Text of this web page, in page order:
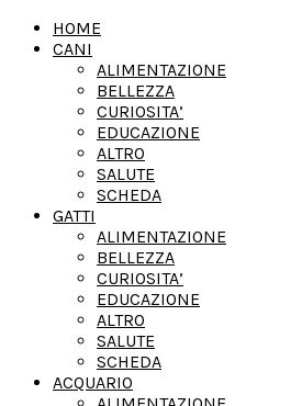
HOME
CANI
ALIMENTAZIONE
BELLEZZA
CURIOSITA’
EDUCAZIONE
ALTRO
SALUTE
SCHEDA
GATTI
ALIMENTAZIONE
BELLEZZA
CURIOSITA’
EDUCAZIONE
ALTRO
SALUTE
SCHEDA
ACQUARIO